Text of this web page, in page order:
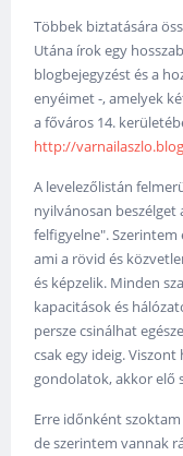
Többek biztatására
Utána írok egy
blogbejegyzést és a
enyéimet -, amelyek
a főváros 14.
http://
A levelezőlistán
nyilvánosan
felfigyelne". Szerintem
ami a rövid és
és képzelik. Minden
kapacitások és
persze csinálhat
csak egy ideig.
gondolatok, akkor elő
Erre időnként
de szerintem vannak